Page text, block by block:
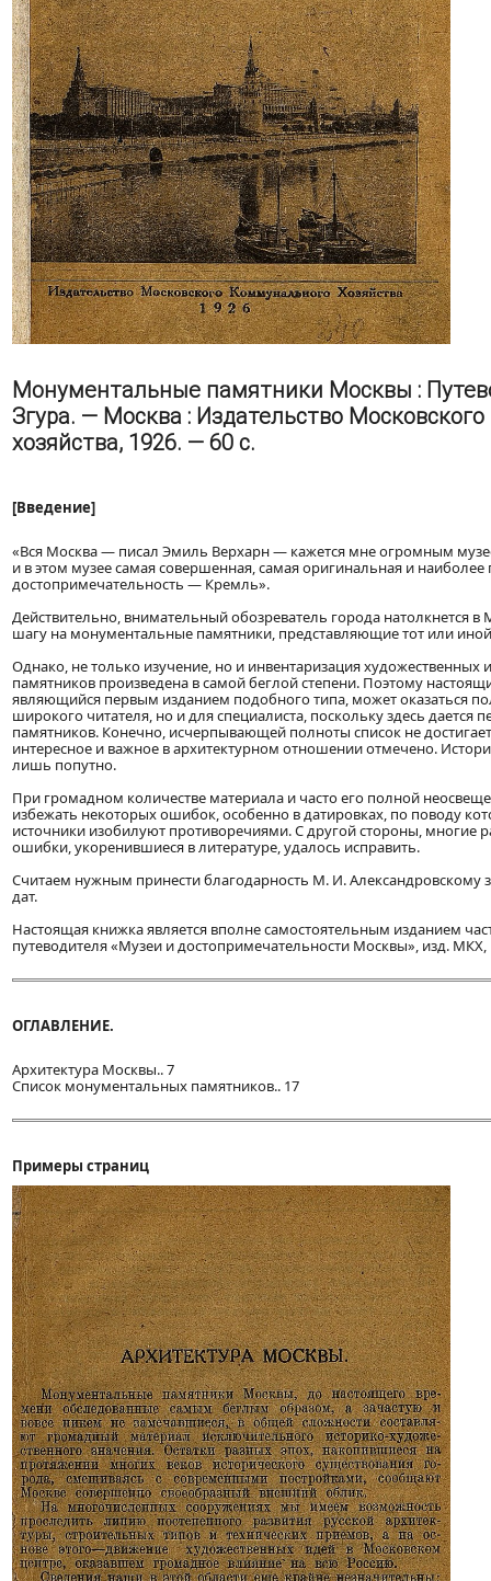
Монументальные памятники Москвы :
Згура. — Москва : Издательство
хозяйства, 1926. — 60 с.
[Введение]
«Вся Москва — писал Эмиль Верхарн — кажется мне огромным
и в этом музее самая совершенная, самая оригинальная и
достопримечательность — Кремль».
Действительно, внимательный обозреватель города натолкнется
шагу на монументальные памятники, представляющие тот или
Однако, не только изучение, но и инвентаризация художественных
памятников произведена в самой беглой степени. Поэтому
являющийся первым изданием подобного типа, может оказаться
широкого читателя, но и для специалиста, поскольку здесь дается
памятников. Конечно, исчерпывающей полноты список не
интересное и важное в архитектурном отношении отмечено.
лишь попутно.
При громадном количестве материала и часто его полной
избежать некоторых ошибок, особенно в датировках, по поводу
источники изобилуют противоречиями. С другой стороны, многие
ошибки, укоренившиеся в литературе, удалось исправить.
Считаем нужным принести благодарность М. И. Александровскому
дат.
Настоящая книжка является вполне самостоятельным изданием
путеводителя «Музеи и достопримечательности Москвы», изд. МКХ,
ОГЛАВЛЕНИЕ.
Архитектура Москвы.. 7
Список монументальных памятников.. 17
Примеры страниц